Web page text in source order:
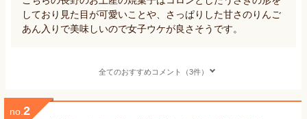
しており見た目が可愛いことや、さっぱりした甘さのりんご
あん入りで美味しいので女子ウケが良さそうです。
全てのおすすめコメント（3件）
no. 2